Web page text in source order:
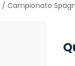
/ Campionato